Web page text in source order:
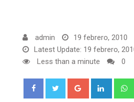
admin
19 febrero, 2010
Latest Update: 19 febrero,
Less than a minute
0
Google+ LinkedIn